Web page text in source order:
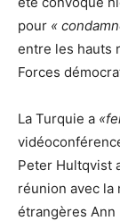
pour «
entre les hauts
Forces
La Turquie a
Peter Hultqvist
réunion avec la
étrangères Ann